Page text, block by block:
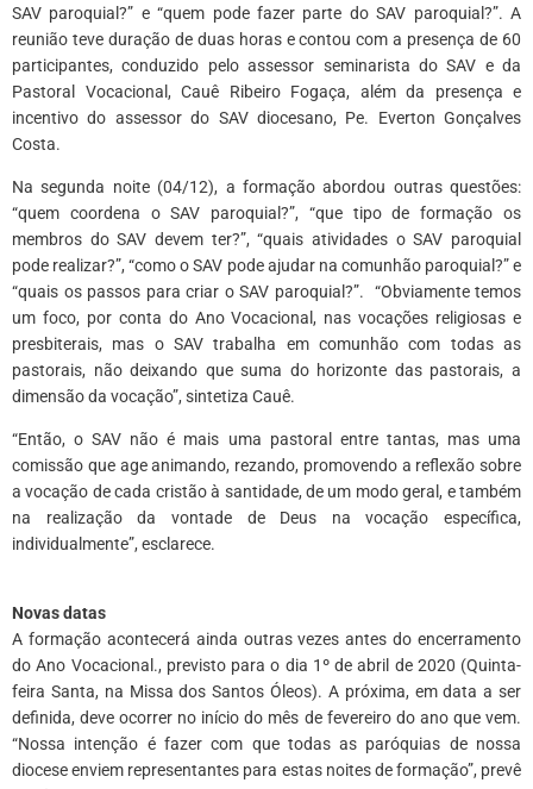
SAV paroquial?” e “quem pode fazer parte do SAV paroquial?”. A
reunião teve duração de duas horas e contou com a presença de 60
participantes, conduzido pelo assessor seminarista do SAV e da
Pastoral Vocacional, Cauê Ribeiro Fogaça, além da presença e
incentivo do assessor do SAV diocesano, Pe. Everton Gonçalves
Costa.
Na segunda noite (04/12), a formação abordou outras questões:
“quem coordena o SAV paroquial?”, “que tipo de formação os
membros do SAV devem ter?”, “quais atividades o SAV paroquial
pode realizar?”, “como o SAV pode ajudar na comunhão paroquial?” e
“quais os passos para criar o SAV paroquial?”. “Obviamente temos
um foco, por conta do Ano Vocacional, nas vocações religiosas e
presbiterais, mas o SAV trabalha em comunhão com todas as
pastorais, não deixando que suma do horizonte das pastorais, a
dimensão da vocação”, sintetiza Cauê.
“Então, o SAV não é mais uma pastoral entre tantas, mas uma
comissão que age animando, rezando, promovendo a reflexão sobre
a vocação de cada cristão à santidade, de um modo geral, e também
na realização da vontade de Deus na vocação específica,
individualmente”, esclarece.
Novas datas
A formação acontecerá ainda outras vezes antes do encerramento
do Ano Vocacional., previsto para o dia 1º de abril de 2020 (Quinta-
feira Santa, na Missa dos Santos Óleos). A próxima, em data a ser
definida, deve ocorrer no início do mês de fevereiro do ano que vem.
“Nossa intenção é fazer com que todas as paróquias de nossa
diocese enviem representantes para estas noites de formação”, prevê